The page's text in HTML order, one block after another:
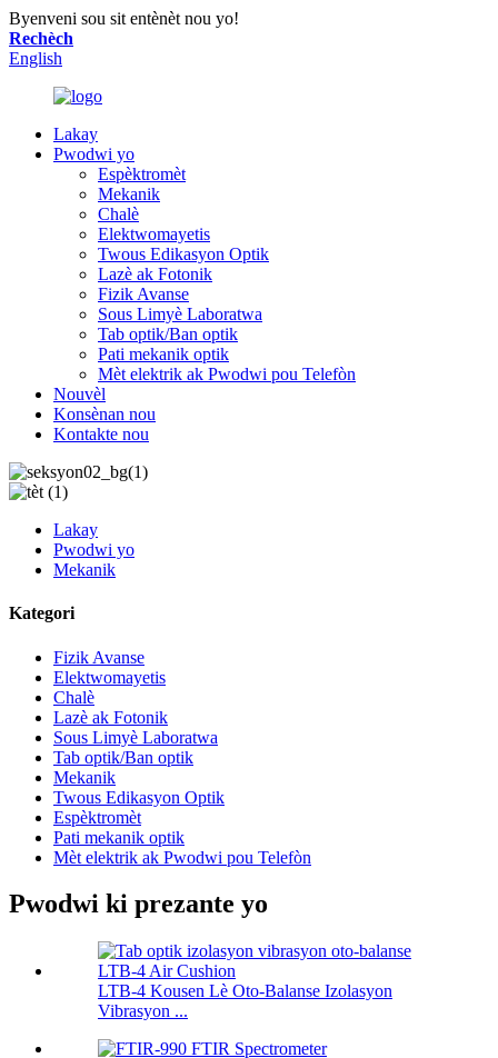
Byenveni sou sit entènèt nou yo!
Rechèch
English
Lakay
Pwodwi yo
Espèktromèt
Mekanik
Chalè
Elektwomayetis
Twous Edikasyon Optik
Lazè ak Fotonik
Fizik Avanse
Sous Limyè Laboratwa
Tab optik/Ban optik
Pati mekanik optik
Mèt elektrik ak Pwodwi pou Telefòn
Nouvèl
Konsènan nou
Kontakte nou
Lakay
Pwodwi yo
Mekanik
Kategori
Fizik Avanse
Elektwomayetis
Chalè
Lazè ak Fotonik
Sous Limyè Laboratwa
Tab optik/Ban optik
Mekanik
Twous Edikasyon Optik
Espèktromèt
Pati mekanik optik
Mèt elektrik ak Pwodwi pou Telefòn
Pwodwi ki prezante yo
LTB-4 Kousen Lè Oto-Balanse Izolasyon
Vibrasyon ...